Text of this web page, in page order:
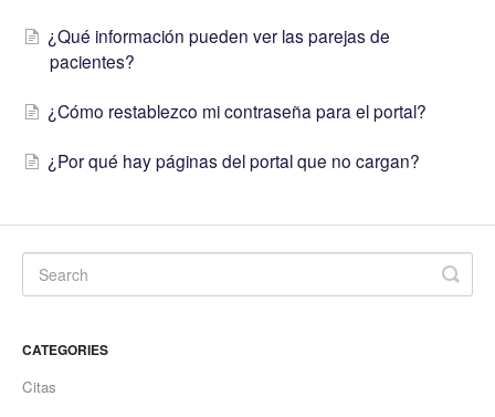
¿Qué información pueden ver las parejas de
pacientes?
¿Cómo restablezco mi contraseña para el portal?
¿Por qué hay páginas del portal que no cargan?
CATEGORIES
Citas